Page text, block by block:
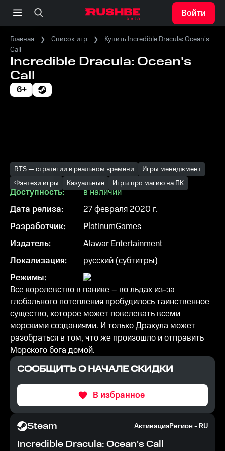
Войти
Главная Список игр
Купить Incredible Dracula: Ocean's
Call
Incredible Dracula: Ocean's
Call
6+
RTS — стратегии в реальном времени
Игры менеджмент
Фэнтези игры
Казуальные Игры про магию на ПК
Доступность:
в наличии
Дата релиза:
27 февраля 2020 г.
Разработчик:
PlatinumGames
Издатель:
Alawar Entertainment
Локализация:
русский (субтитры)
Режимы:
Все королевство в панике – во льдах из-за
глобального потепления пробудилось таинственное
существо, которое может повелевать всеми
морскими созданиями. И только Дракула может
разобраться в том, что же произошло и отправить
Морского бога домой.
СООБЩИТЬ О НАЧАЛЕ СКИДКИ
В избранное
Steam АктивацияРегион -RU
Incredible Dracula: Ocean's Call